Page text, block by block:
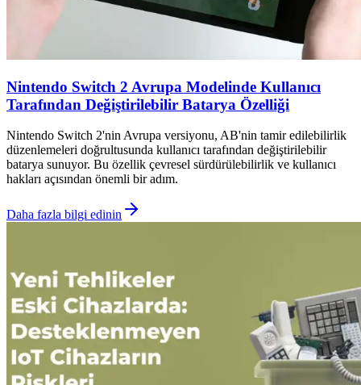
Nintendo Switch 2 Avrupa Modelinde Kullanıcı
Tarafından Değiştirilebilir Batarya Özelliği
Nintendo Switch 2'nin Avrupa versiyonu, AB'nin tamir edilebilirlik
düzenlemeleri doğrultusunda kullanıcı tarafından değiştirilebilir
batarya sunuyor. Bu özellik çevresel sürdürülebilirlik ve kullanıcı
hakları açısından önemli bir adım.
Daha fazla bilgi edinin